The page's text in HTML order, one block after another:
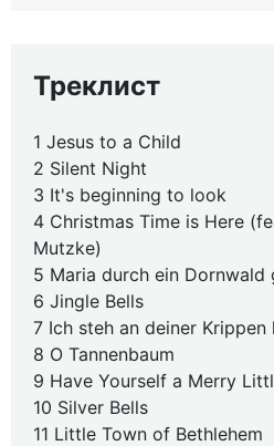
Треклист
1 Jesus to a Child
2 Silent Night
3 It's beginning to look
4 Christmas Time is Here
Mutzke)
5 Maria durch ein Dornwald
6 Jingle Bells
7 Ich steh an deiner Krippen
8 O Tannenbaum
9 Have Yourself a Merry
10 Silver Bells
11 Little Town of Bethlehem